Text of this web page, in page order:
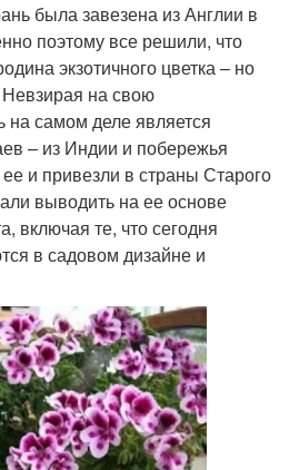
была завезена из Англии в
поэтому все решили, что
экзотичного цветка – но
на свою
на самом деле является
– из Индии и побережья
и привезли в страны Старого
выводить на ее основе
включая те, что сегодня
в садовом дизайне и